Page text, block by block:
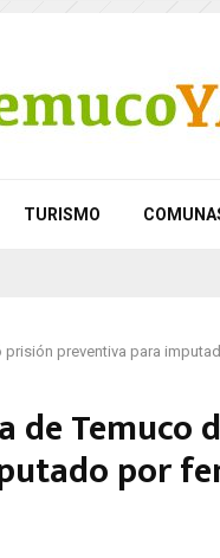
TURISMO
prisión preventiva para
de Temuco
por